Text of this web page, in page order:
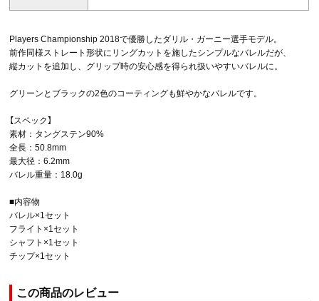
Players Championship 2018で優勝したダリル・ガーニー選手モデル。
前作同様ストレート形状にリングカットを施したシンプルなバレルだが、
縦カットを追加し、グリップ時の安心感を得られ扱いやすいバレルに。
グリーンとブラックの2色のコーティングも鮮やかなバレルです。
【スペック】
素材：タングステン90%
全長：50.8mm
最大径：6.2mm
バレル重量：18.0g
■内容物
バレル×1セット
フライト×1セット
シャフト×1セット
チップ×1セット
この商品のレビュー